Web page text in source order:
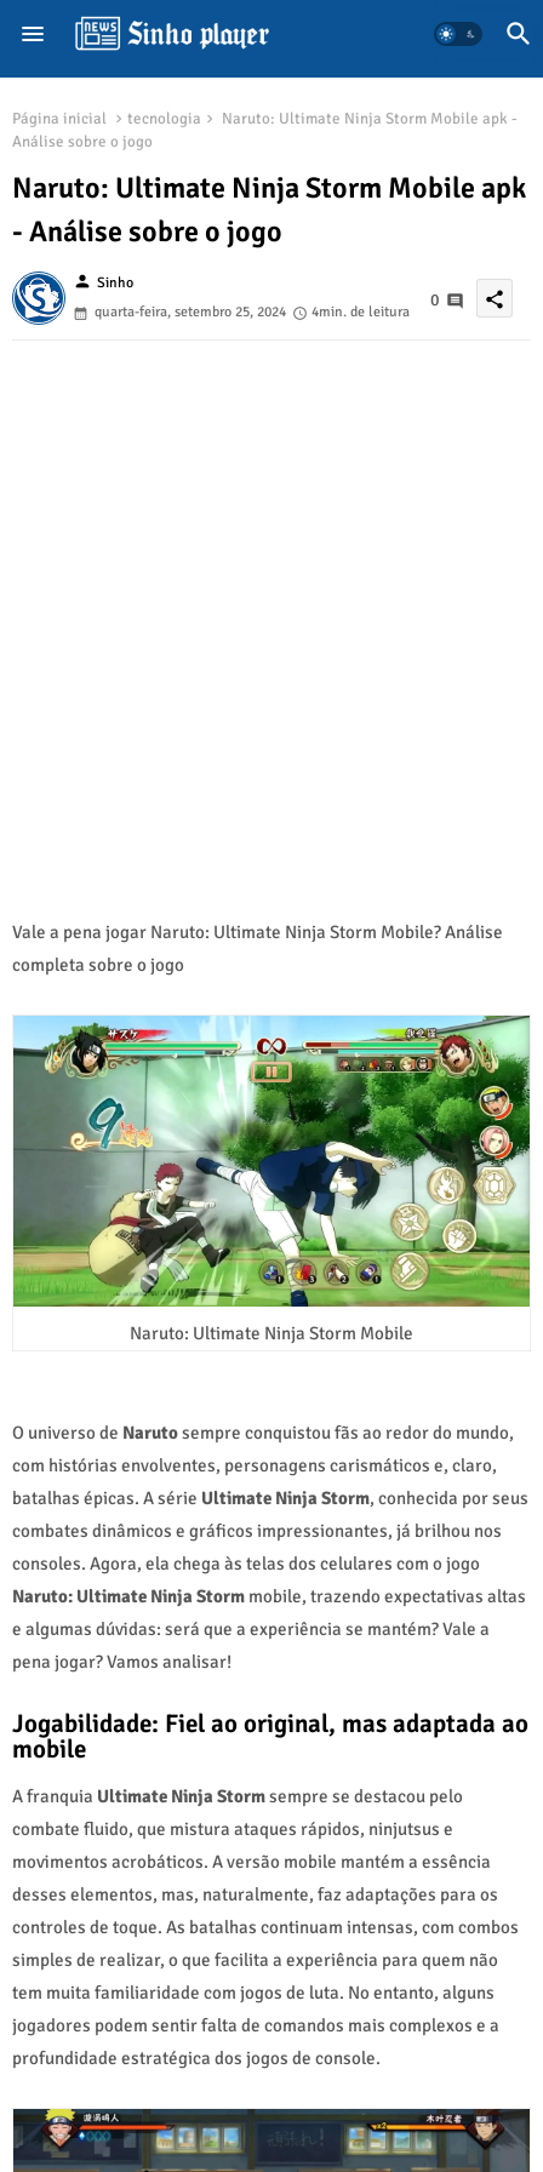
Página inicial tecnologia
Naruto: Ultimate Ninja Storm Mobile apk -
Análise sobre o jogo
Naruto: Ultimate Ninja Storm Mobile apk
- Análise sobre o jogo
person Sinho
quarta-feira, setembro 25, 2024
4min. de leitura
0 share
Vale a pena jogar Naruto: Ultimate Ninja Storm Mobile? Análise
completa sobre o jogo
Naruto: Ultimate Ninja Storm Mobile
O universo de Narutosempre conquistou fãs ao redor do mundo,
com histórias envolventes, personagens carismáticos e, claro,
batalhas épicas. A série Ultimate Ninja Storm, conhecida por seus
combates dinâmicos e gráficos impressionantes, já brilhou nos
consoles. Agora, ela chega às telas dos celulares com o jogo
Naruto: Ultimate Ninja Storm mobile, trazendo expectativas altas
e algumas dúvidas: será que a experiência se mantém? Vale a
pena jogar? Vamos analisar!
Jogabilidade: Fiel ao original, mas adaptada ao
mobile
A franquia Ultimate Ninja Stormsempre se destacou pelo
combate fluido, que mistura ataques rápidos, ninjutsus e
movimentos acrobáticos. A versão mobile mantém a essência
desses elementos, mas, naturalmente, faz adaptações para os
controles de toque. As batalhas continuam intensas, com combos
simples de realizar, o que facilita a experiência para quem não
tem muita familiaridade com jogos de luta. No entanto, alguns
jogadores podem sentir falta de comandos mais complexos e a
profundidade estratégica dos jogos de console.